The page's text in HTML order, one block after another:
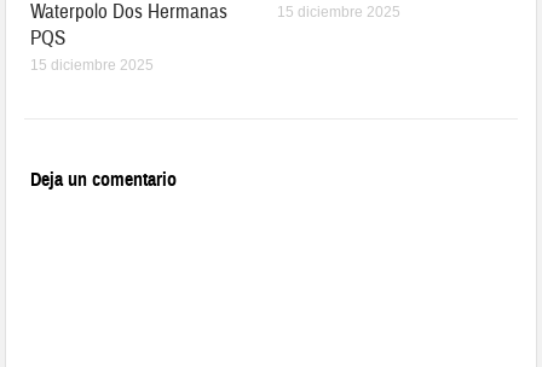
Waterpolo Dos Hermanas
PQS
15 diciembre 2025
15 diciembre 2025
Deja un comentario